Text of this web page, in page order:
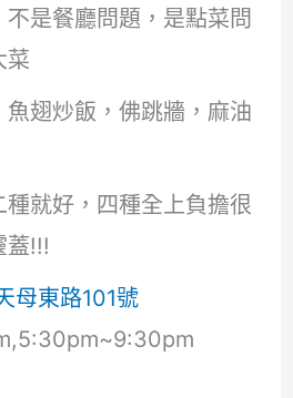
是餐廳問題，是點菜問
菜
翅炒飯，佛跳牆，麻油
就好，四種全上負擔很
蓋!!!
母東路101號